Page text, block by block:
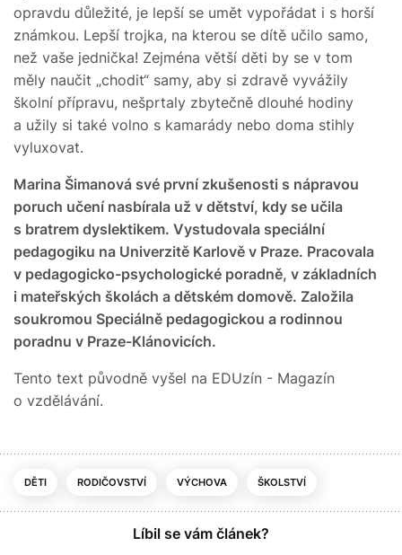
opravdu důležité, je lepší se umět vypořádat i s horší
známkou. Lepší trojka, na kterou se dítě učilo samo,
než vaše jednička! Zejména větší děti by se v tom
měly naučit „chodit“ samy, aby si zdravě vyvážily
školní přípravu, nešprtaly zbytečně dlouhé hodiny
a užily si také volno s kamarády nebo doma stihly
vyluxovat.
Marina Šimanová své první zkušenosti s nápravou
poruch učení nasbírala už v dětství, kdy se učila
s bratrem dyslektikem. Vystudovala speciální
pedagogiku na Univerzitě Karlově v Praze. Pracovala
v pedagogicko-psychologické poradně, v základních
i mateřských školách a dětském domově. Založila
soukromou Speciálně pedagogickou a rodinnou
poradnu v Praze-Klánovicích.
Tento text původně vyšel na EDUzín - Magazín
o vzdělávání.
DĚTI RODIČOVSTVÍ VÝCHOVA ŠKOLSTVÍ
Líbil se vám článek?